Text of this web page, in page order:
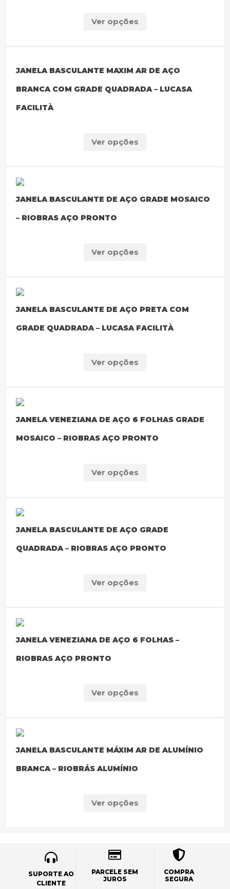
Ver opções
JANELA BASCULANTE MAXIM AR DE AÇO
BRANCA COM GRADE QUADRADA – LUCASA
FACILITÀ
Ver opções
JANELA BASCULANTE DE AÇO GRADE MOSAICO
– RIOBRAS AÇO PRONTO
Ver opções
JANELA BASCULANTE DE AÇO PRETA COM
GRADE QUADRADA – LUCASA FACILITÀ
Ver opções
JANELA VENEZIANA DE AÇO 6 FOLHAS GRADE
MOSAICO – RIOBRAS AÇO PRONTO
Ver opções
JANELA BASCULANTE DE AÇO GRADE
QUADRADA – RIOBRAS AÇO PRONTO
Ver opções
JANELA VENEZIANA DE AÇO 6 FOLHAS –
RIOBRAS AÇO PRONTO
Ver opções
JANELA BASCULANTE MÁXIM AR DE ALUMÍNIO
BRANCA – RIOBRÁS ALUMÍNIO
Ver opções
SUPORTE AO
CLIENTE
PARCELE SEM
JUROS
COMPRA
SEGURA